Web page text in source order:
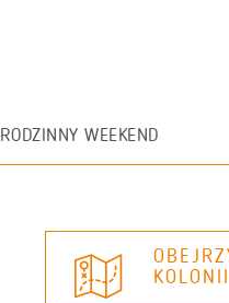
RODZINNY WEEKEND